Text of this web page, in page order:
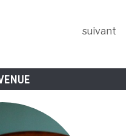
?
suivant